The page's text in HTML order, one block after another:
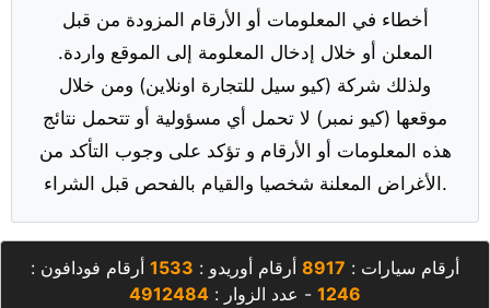
أخطاء في المعلومات أو الأرقام المزودة من قبل
المعلن أو خلال إدخال المعلومة إلى الموقع واردة.
ولذلك شركة (كيو سيل للتجارة اونلاين) ومن خلال
موقعها (كيو نمبر) لا تحمل أي مسؤولية أو تتحمل نتائج
هذه المعلومات أو الأرقام و تؤكد على وجوب التأكد من
الأغراض المعلنة شخصيا والقيام بالفحص قبل الشراء.
أرقام سيارات : 8917 أرقام أوريدو : 1533 أرقام فودافون :
1246 - عدد الزوار : 4912484